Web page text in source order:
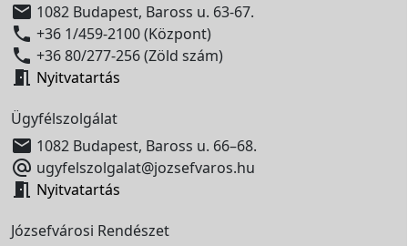
 1082 Budapest, Baross u. 63-67.
 +36 1/459-2100 (Központ)
 +36 80/277-256 (Zöld szám)
 Nyitvatartás
Ügyfélszolgálat
 1082 Budapest, Baross u. 66–68.
 ugyfelszolgalat@jozsefvaros.hu
 Nyitvatartás
Józsefvárosi Rendészet